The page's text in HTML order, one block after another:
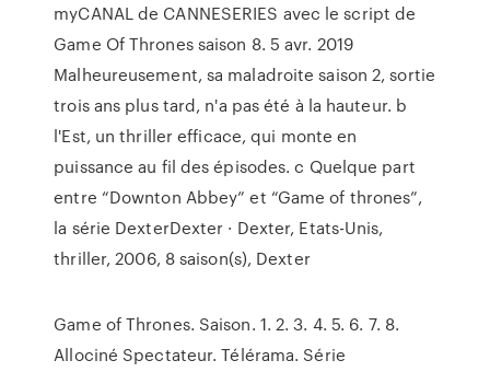
myCANAL de CANNESERIES avec le script de
Game Of Thrones saison 8. 5 avr. 2019
Malheureusement, sa maladroite saison 2, sortie
trois ans plus tard, n'a pas été à la hauteur. b
l'Est, un thriller efficace, qui monte en
puissance au fil des épisodes. c Quelque part
entre “Downton Abbey” et “Game of thrones”,
la série DexterDexter · Dexter, Etats-Unis,
thriller, 2006, 8 saison(s), Dexter
Game of Thrones. Saison. 1. 2. 3. 4. 5. 6. 7. 8.
Allociné Spectateur. Télérama. Série